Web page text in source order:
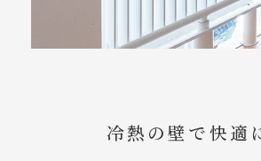
冷熱の壁で快適